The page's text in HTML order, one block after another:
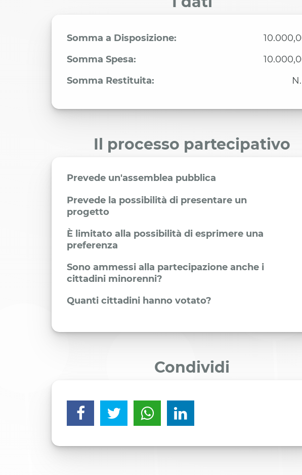
Somma a Disposizione:
Somma Spesa:
Somma Restituita:
Il processo partecipativo
Prevede un'assemblea pubblica
Prevede la possibilità di presentare un
progetto
È limitato alla possibilità di esprimere una
preferenza
Sono ammessi alla partecipazione anche i
cittadini minorenni?
Quanti cittadini hanno votato?
Condividi